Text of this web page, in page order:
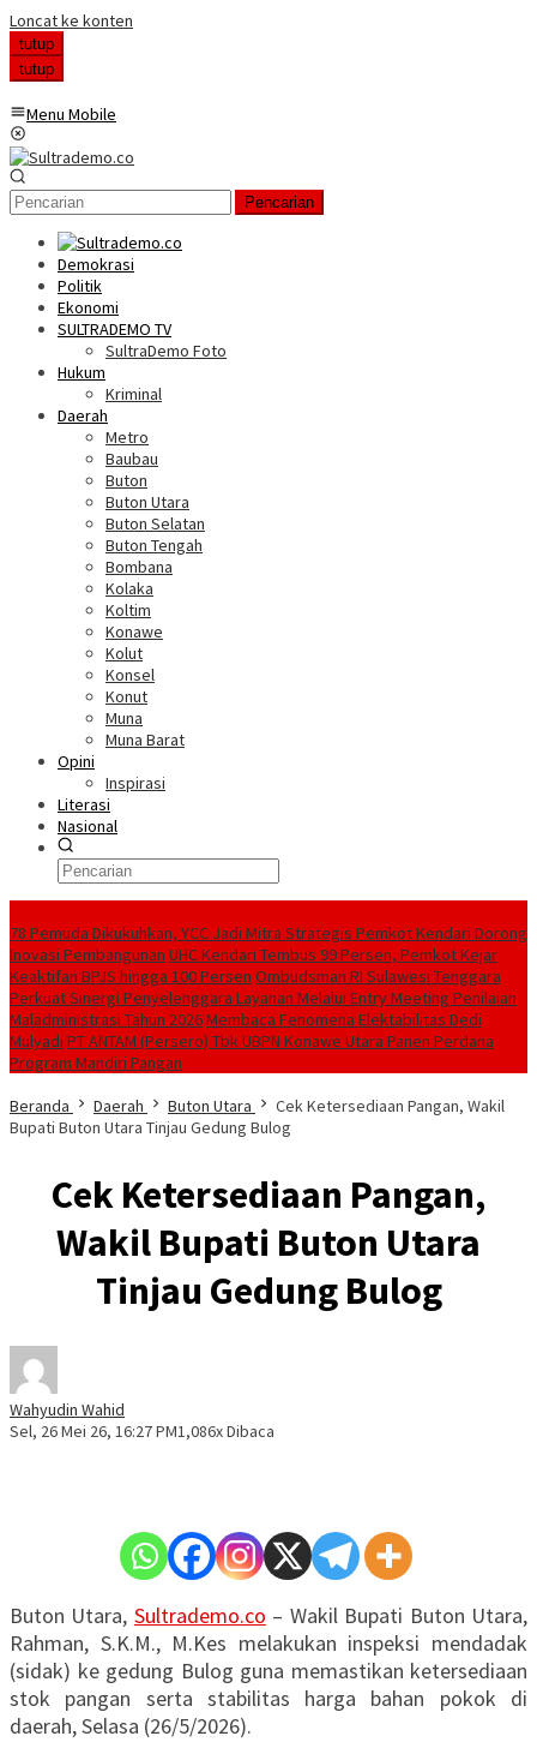
Loncat ke konten
tutup
tutup
Menu Mobile
Pencarian
Demokrasi
Politik
Ekonomi
SULTRADEMO TV
SultraDemo Foto
Hukum
Kriminal
Daerah
Metro
Baubau
Buton
Buton Utara
Buton Selatan
Buton Tengah
Bombana
Kolaka
Koltim
Konawe
Kolut
Konsel
Konut
Muna
Muna Barat
Opini
Inspirasi
Literasi
Nasional
78 Pemuda Dikukuhkan, YCC Jadi Mitra Strategis Pemkot Kendari Dorong
Inovasi Pembangunan UHC Kendari Tembus 99 Persen, Pemkot Kejar
Keaktifan BPJS hingga 100 Persen Ombudsman RI Sulawesi Tenggara
Perkuat Sinergi Penyelenggara Layanan Melalui Entry Meeting Penilaian
Maladministrasi Tahun 2026Membaca Fenomena Elektabilitas Dedi
Mulyadi PT ANTAM (Persero) Tbk UBPN Konawe Utara Panen Perdana
Program Mandiri Pangan
Beranda
Daerah Buton Utara
Cek Ketersediaan Pangan, Wakil
Bupati Buton Utara Tinjau Gedung Bulog
Cek Ketersediaan Pangan,
Wakil Bupati Buton Utara
Tinjau Gedung Bulog
Wahyudin Wahid
Sel, 26 Mei 26, 16:27 PM1,086x Dibaca
Buton Utara, Sultrademo.co – Wakil Bupati Buton Utara,
Rahman, S.K.M., M.Kes melakukan inspeksi mendadak
(sidak) ke gedung Bulog guna memastikan ketersediaan
stok pangan serta stabilitas harga bahan pokok di
daerah, Selasa (26/5/2026).